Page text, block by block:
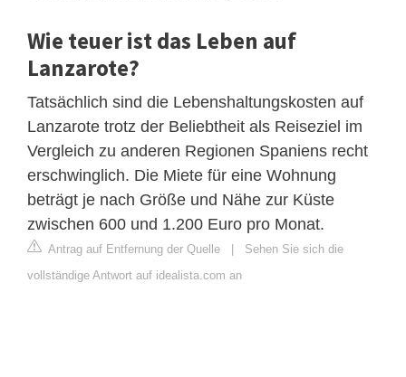
Wie teuer ist das Leben auf
Lanzarote?
Tatsächlich sind die Lebenshaltungskosten auf
Lanzarote trotz der Beliebtheit als Reiseziel im
Vergleich zu anderen Regionen Spaniens recht
erschwinglich. Die Miete für eine Wohnung
beträgt je nach Größe und Nähe zur Küste
zwischen 600 und 1.200 Euro pro Monat.
Antrag auf Entfernung der Quelle
Sehen Sie sich die
vollständige Antwort auf idealista.com an